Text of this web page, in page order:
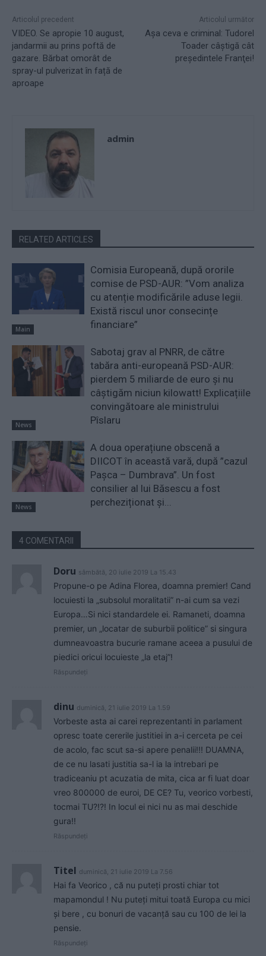
Articolul precedent
VIDEO. Se apropie 10 august,
jandarmii au prins poftă de
gazare. Bărbat omorât de
spray-ul pulverizat în față de
aproape
Articolul următor
Aşa ceva e criminal: Tudorel
Toader câștigă cât
preşedintele Franţei!
admin
RELATED ARTICLES
Main
Comisia Europeană, după ororile
comise de PSD-AUR: ”Vom analiza
cu atenție modificările aduse legii.
Există riscul unor consecințe
financiare”
News
Sabotaj grav al PNRR, de către
tabăra anti-europeană PSD-AUR:
pierdem 5 miliarde de euro și nu
câștigăm niciun kilowatt! Explicațiile
convingătoare ale ministrului
Pîslaru
News
A doua operațiune obscenă a
DIICOT în această vară, după ”cazul
Pașca – Dumbrava”. Un fost
consilier al lui Băsescu a fost
percheziționat și...
4 COMENTARII
Doru sâmbătă, 20 iulie 2019 La 15.43
Propune-o pe Adina Florea, doamna premier! Cand
locuiesti la „subsolul moralitatii” n-ai cum sa vezi
Europa…Si nici standardele ei. Ramaneti, doamna
premier, un „locatar de suburbii politice” si singura
dumneavoastra bucurie ramane aceea a pusului de
piedici oricui locuieste „la etaj”!
Răspundeți
dinu duminică, 21 iulie 2019 La 1.59
Vorbeste asta ai carei reprezentanti in parlament
opresc toate cererile justitiei in a-i cerceta pe cei
de acolo, fac scut sa-si apere penalii!!! DUAMNA,
de ce nu lasati justitia sa-l ia la intrebari pe
tradiceaniu pt acuzatia de mita, cica ar fi luat doar
vreo 800000 de euroi, DE CE? Tu, veorico vorbesti,
tocmai TU?!?! In locul ei nici nu as mai deschide
gura!!
Răspundeți
Titel duminică, 21 iulie 2019 La 7.56
Hai fa Veorico , că nu puteți prosti chiar tot
mapamondul ! Nu puteți mitui toată Europa cu mici
și bere , cu bonuri de vacanță sau cu 100 de lei la
pensie.
Răspundeți